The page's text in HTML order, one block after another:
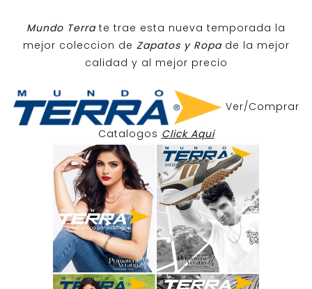
Mundo Terra te trae esta nueva temporada la
mejor coleccion de Zapatos y Ropa de la mejor
calidad y al mejor precio
Ver/Comprar
Catalogos Click Aqui